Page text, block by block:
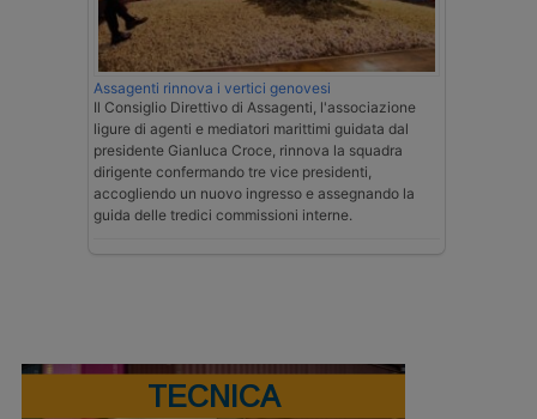
Assagenti rinnova i vertici genovesi
Il Consiglio Direttivo di Assagenti, l'associazione
ligure di agenti e mediatori marittimi guidata dal
presidente Gianluca Croce, rinnova la squadra
dirigente confermando tre vice presidenti,
accogliendo un nuovo ingresso e assegnando la
guida delle tredici commissioni interne.
TECNICA